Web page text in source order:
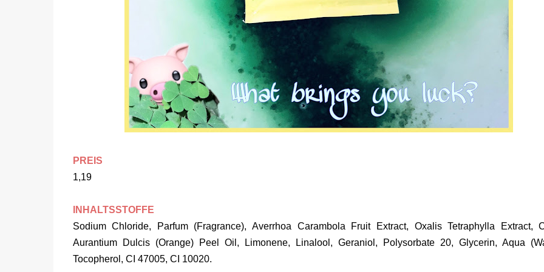
PREIS
1,19
INHALTSSTOFFE
Sodium Chloride, Parfum (Fragrance), Averrhoa Carambola Fruit Extract, Oxalis Tetraphylla Extract,
Aurantium Dulcis (Orange) Peel Oil, Limonene, Linalool, Geraniol, Polysorbate 20, Glycerin, Aqua
Tocopherol, CI 47005, CI 10020.